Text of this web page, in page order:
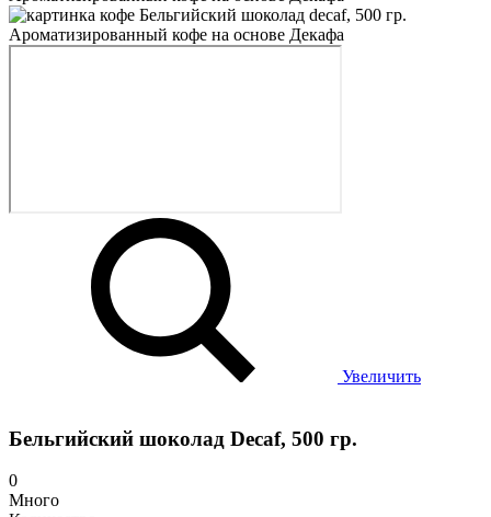
Увеличить
Бельгийский шоколад Decaf, 500 гр.
0
Много